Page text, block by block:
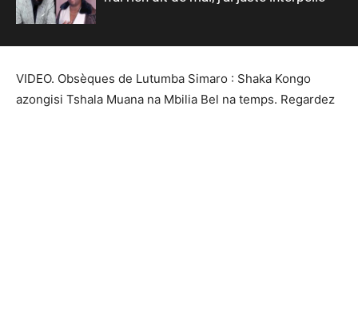
VIDEO. Obsèques de Lutumba Simaro : Shaka Kongo
azongisi Tshala Muana na Mbilia Bel na temps. Regardez